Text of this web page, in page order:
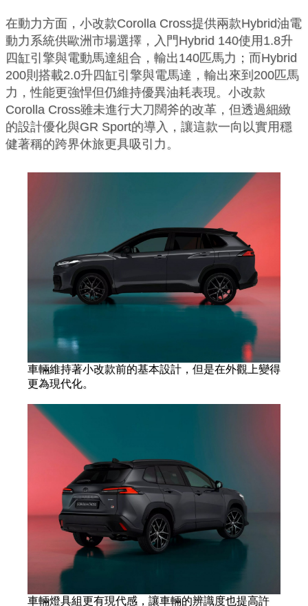
在動力方面，小改款Corolla Cross提供兩款Hybrid油電
動力系統供歐洲市場選擇，入門Hybrid 140使用1.8升
四缸引擎與電動馬達組合，輸出140匹馬力；而Hybrid
200則搭載2.0升四缸引擎與電馬達，輸出來到200匹馬
力，性能更強悍但仍維持優異油耗表現。小改款
Corolla Cross雖未進行大刀闊斧的改革，但透過細緻
的設計優化與GR Sport的導入，讓這款一向以實用穩
健著稱的跨界休旅更具吸引力。
車輛維持著小改款前的基本設計，但是在外觀上變得
更為現代化。
車輛燈具組更有現代感，讓車輛的辨識度也提高許